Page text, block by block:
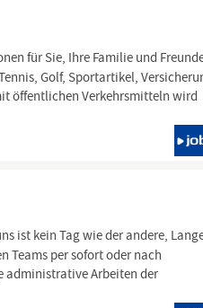
für Sie, Ihre Familie und
Golf, Sportartikel,
öffentlichen Verkehrsmitteln wird
ist kein Tag wie der andere,
Teams per sofort oder nach
administrative Arbeiten der